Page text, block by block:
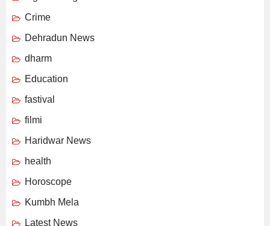
Crime
Dehradun News
dharm
Education
fastival
filmi
Haridwar News
health
Horoscope
Kumbh Mela
Latest News